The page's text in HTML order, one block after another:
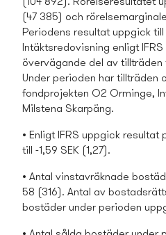
(47 385) och
Periodens resultat uppgick till
Intäktsredovisning enligt
övervägande del av
Under perioden har tillträden
fondprojekten O2 Orminge,
Milstena Skarpäng.
• Enligt IFRS uppgick
till -1,59 SEK (1,27).
• Antal vinstavräknade
58 (316). Antal av
bostäder under perioden